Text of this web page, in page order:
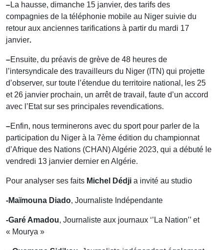
–La hausse, dimanche 15 janvier, des tarifs des
compagnies de la téléphonie mobile au Niger suivie du
retour aux anciennes tarifications à partir du mardi 17
janvier.
–Ensuite, du préavis de grève de 48 heures de
l’intersyndicale des travailleurs du Niger (ITN) qui projette
d’observer, sur toute l’étendue du territoire national, les 25
et 26 janvier prochain, un arrêt de travail, faute d’un accord
avec l’Etat sur ses principales revendications.
–Enfin, nous terminerons avec du sport pour parler de la
participation du Niger à la 7ème édition du championnat
d’Afrique des Nations (CHAN) Algérie 2023, qui a débuté le
vendredi 13 janvier dernier en Algérie.
Pour analyser ses faits Michel Dédji a invité au studio
-Maïmouna Diado, Journaliste Indépendante
-Garé Amadou, Journaliste aux journaux ‘’La Nation’’ et
« Mourya »